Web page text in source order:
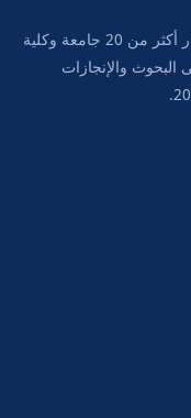
بوابة الأخبار الأكاديمية العراقية — نغطي أخبار أكثر من 20 جامعة وكلية
البحوث والإنجازات